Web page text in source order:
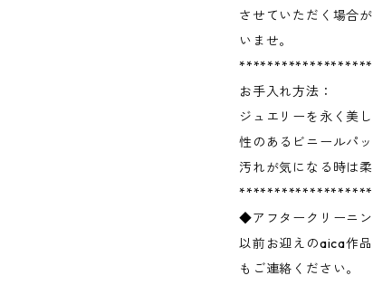
させていただく場合
いませ。
お手入れ方法：
ジュエリーを永く美
性のあるビニールパ
汚れが気になる時は
◆アフタークリーニ
以前お迎えのaica作
もご連絡ください。